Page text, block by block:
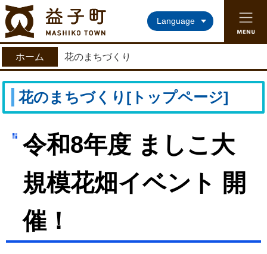
益子町ホームページ
Language
ホーム 花のまちづくり
花のまちづくり[トップページ]
令和8年度 ましこ大
規模花畑イベント 開
催！